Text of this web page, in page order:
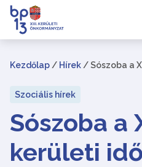
Kezdőlap / Hírek /Sószoba a
Szociális hírek
Sószoba a
kerületi